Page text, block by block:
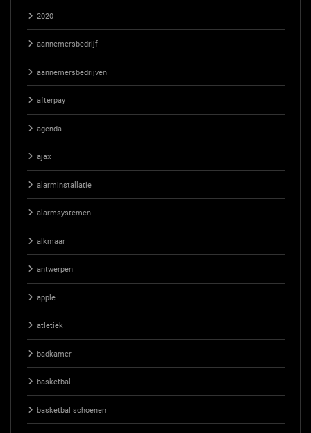
2020
aannemersbedrijf
aannemersbedrijven
afterpay
agenda
ajax
alarminstallatie
alarmsystemen
alkmaar
antwerpen
apple
atletiek
badkamer
basketbal
basketbal schoenen